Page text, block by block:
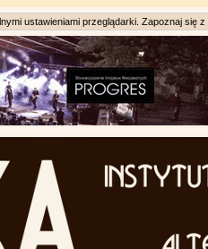
ustawieniami przeglądarki. Zapoznaj się z